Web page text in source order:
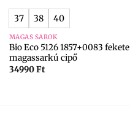
37 38 40
MAGAS SAROK
Bio Eco 5126 1857+0083 fekete
magassarkú cipő
34990Ft